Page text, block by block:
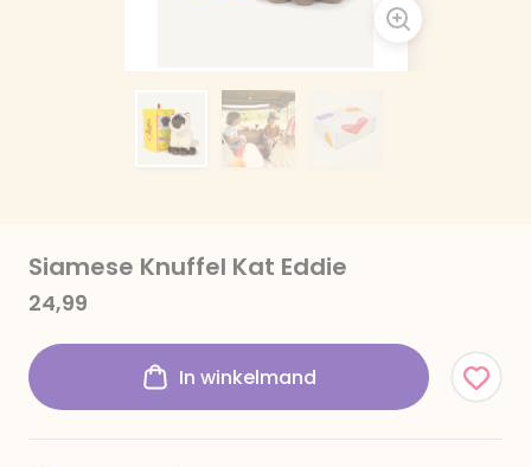
Siamese Knuffel Kat Eddie
24,99
In winkelmand